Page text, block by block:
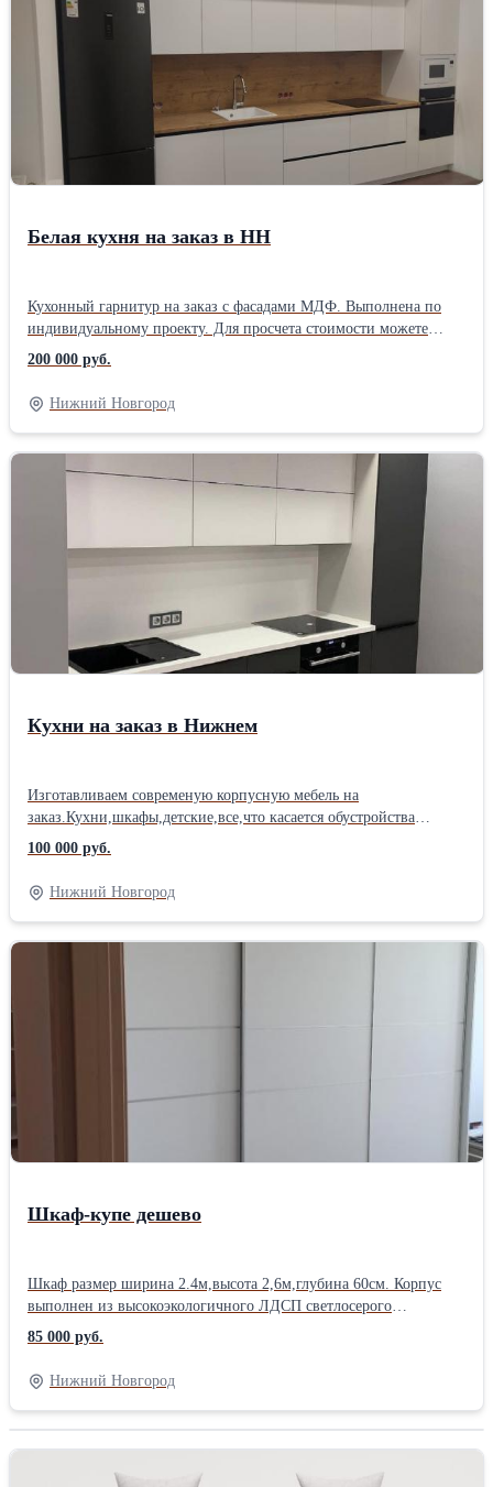
Белая кухня на заказ в НН
Кухонный гарнитур на заказ с фасадами МДФ. Выполнена по
индивидуальному проекту. Для просчета стоимости можете
оставлять заявку Вайбер,Вотсап,телефон. #белаякухняназаказ
#заказатькухнювнижнем #моевремямебель
#заказатькухнюванкудиновка
200 000 руб.
Нижний Новгород
Кухни на заказ в Нижнем
Изготавливаем современую корпусную мебель на
заказ.Кухни,шкафы,детские,все,что касается обустройства
вашего дома. листайте фото,-там примеры наших работ. Для
консультации звоните по телефону или пишите вайбер или
вотсп. #кухниназаказ #моевремямебель #заказатькухню
#недорогаякухняназаказ
100 000 руб.
Нижний Новгород
Шкаф-купе дешево
Шкаф размер ширина 2.4м,высота 2,6м,глубина 60см. Корпус
выполнен из высокоэкологичного ЛДСП светлосерого
цвета.Фурнитура с доводчиками. Собственное производство.От
проекта до реализации проекта 30 дней. Новоселам по
промокоду-"Моё время мебель"-дополнительная скидка 3%
85 000 руб.
Нижний Новгород